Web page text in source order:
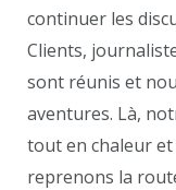
continuer les
Clients,
sont réunis et
aventures. Là,
tout en chaleur
reprenons la